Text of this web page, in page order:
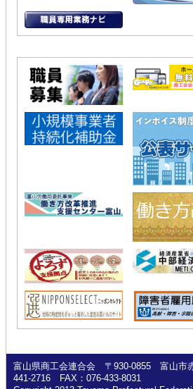
富山県商工会連合会 〒930-0855 富山市
441-2716 FAX：076-433-8031